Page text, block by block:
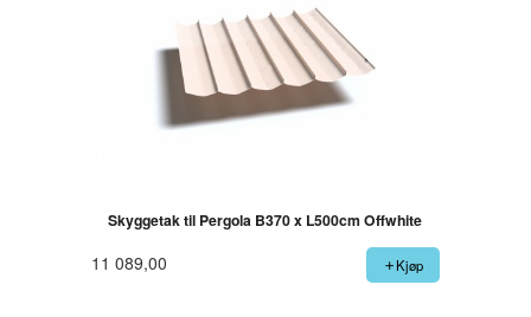
Skyggetak til Pergola B370 x L500cm Offwhite
11 089,00 Kjøp